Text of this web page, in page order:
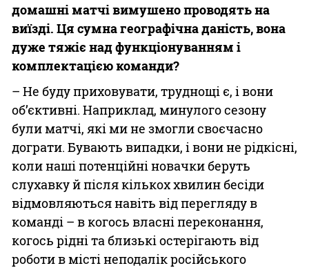
домашні матчі вимушено проводять на
виїзді. Ця сумна географічна даність, вона
дуже тяжіє над функціонуванням і
комплектацією команди?
– Не буду приховувати, труднощі є, і вони
об’єктивні. Наприклад, минулого сезону
були матчі, які ми не змогли своєчасно
дограти. Бувають випадки, і вони не рідкісні,
коли наші потенційні новачки беруть
слухавку й після кількох хвилин бесіди
відмовляються навіть від перегляду в
команді – в когось власні переконання,
когось рідні та близькі остерігають від
роботи в місті неподалік російського